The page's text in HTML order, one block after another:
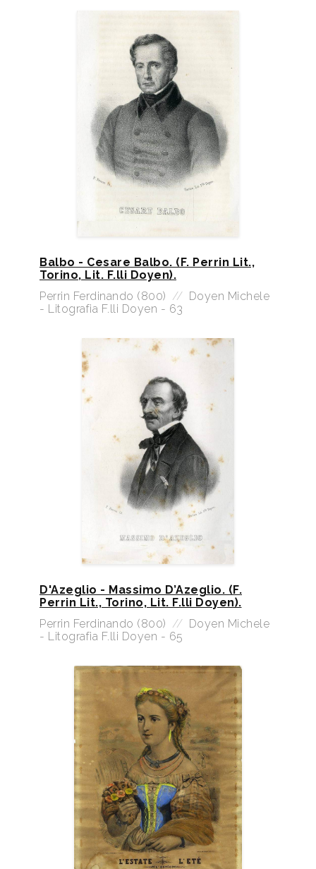
Balbo - Cesare Balbo. (F. Perrin Lit.,
Torino, Lit. F.lli Doyen).
Perrin Ferdinando (800) // Doyen Michele
- Litografia F.lli Doyen - 63
D'Azeglio - Massimo D’Azeglio. (F.
Perrin Lit., Torino, Lit. F.lli Doyen).
Perrin Ferdinando (800) // Doyen Michele
- Litografia F.lli Doyen - 65